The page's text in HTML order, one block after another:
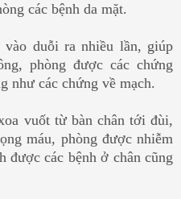
các bệnh da mặt.
duỗi ra nhiều lần, giúp
phòng được các chứng
như các chứng về mạch.
vuốt từ bàn chân tới đùi,
máu, phòng được nhiễm
được các bệnh ở chân cũng